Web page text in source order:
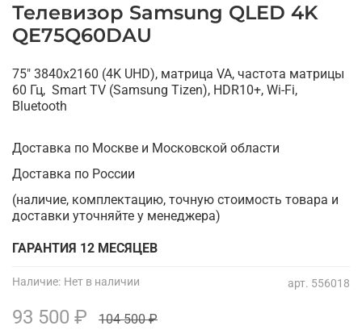
арт. 556018
Наличие: Нет в наличии
Телевизор Samsung QLED 4K
QE75Q60DAU
93 500 ₽ 104 500 ₽
75" 3840x2160 (4K UHD), матрица VA, частота матрицы
60 Гц, Smart TV (Samsung Tizen), HDR10+, Wi-Fi,
Bluetooth
Доставка по Москве и Московской области
Доставка по России
(наличие, комплектацию, точную стоимость товара и
доставки уточняйте у менеджера)
ГАРАНТИЯ 12 МЕСЯЦЕВ